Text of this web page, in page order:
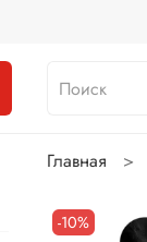
Главная
-10%